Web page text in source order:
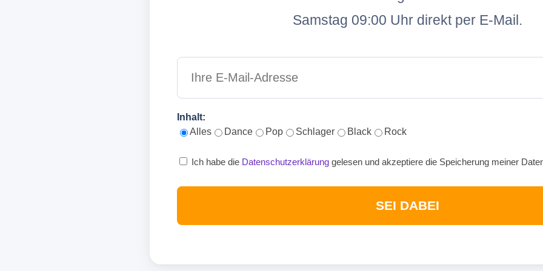
Samstag 09:00 Uhr direkt per E-Mail.
Inhalt:
Alles
Dance Pop Schlager Black Rock
Ich habe die Datenschutzerklärung gelesen und akzeptiere die Speicherung meiner
SEI DABEI